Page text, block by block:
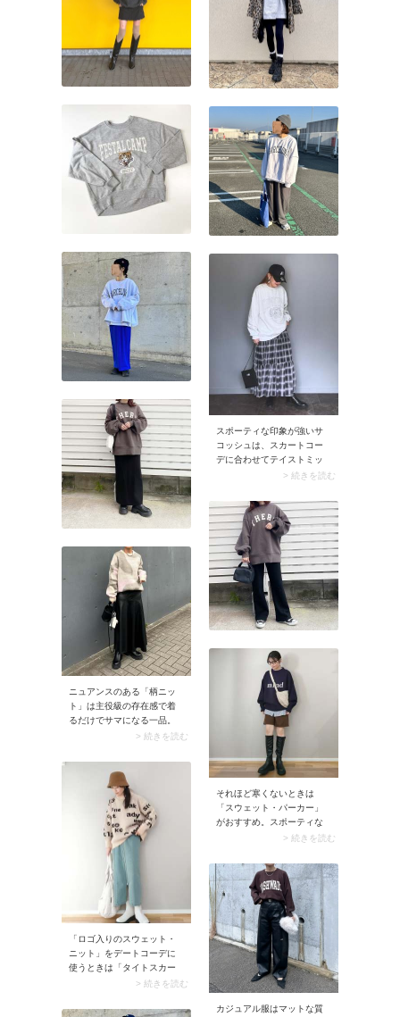
スポーティな印象が強いサ
コッシュは、スカートコー
デに合わせてテイストミッ
クススタイルを楽しむのも
ーミーなスカートに、小さ
めサイズのサコッシュがち
ょうどいいアクセントにな
ってくれますよ。
> 続きを読む
ニュアンスのある「柄ニッ
ト」は主役級の存在感で着
るだけでサマになる一品。
抽象的なモチーフ柄で取り
コーデが子どもっぽくなる
ことなくモードに決まりま
> 続きを読む
それほど寒くないときは
「スウェット・パーカー」
がおすすめ。スポーティな
印象になり、ショートパン
ます。 ロングブーツを合わ
せて素足をチラ見せすると
なおよし。コーデにヘルシ
ーな雰囲気が加わり、露出
を感じさせません。
> 続きを読む
「ロゴ入りのスウェット・
ニット」をデートコーデに
使うときは「タイトスカー
ト」合わせがおすすめで
ップスが引き締まり、スマ
> 続きを読む
カジュアル服はマットな質